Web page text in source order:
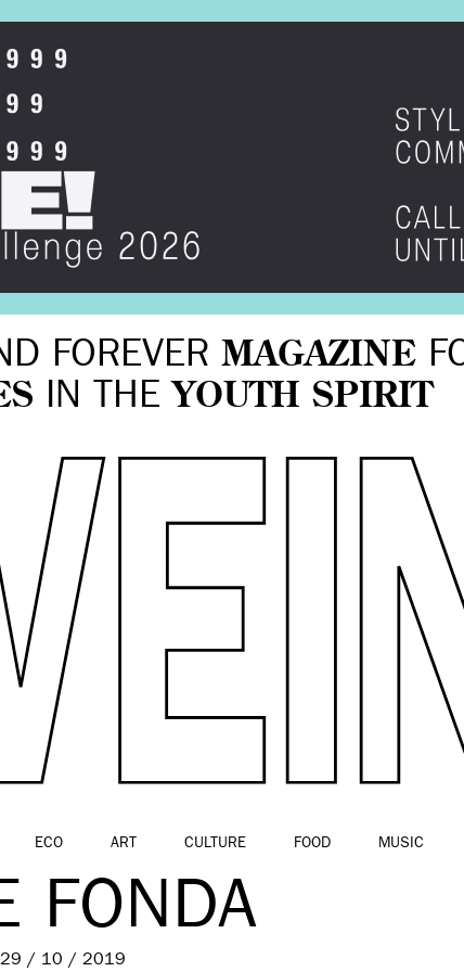
FOREVER MAGAZINE
IN THE YOUTH SPIRIT
ECO ART CULTURE FOOD MUSIC
FONDA
29 / 10 / 2019